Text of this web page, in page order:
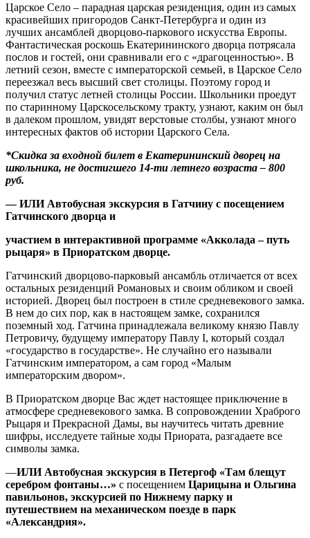
Царское Село – парадная царская резиденция, один из самых
красивейших пригородов Санкт-Петербурга и один из
лучших ансамблей дворцово-паркового искусства Европы.
Фантастическая роскошь Екатерининского дворца потрясала
послов и гостей, они сравнивали его с «драгоценностью». В
летний сезон, вместе с императорской семьей, в Царское Село
переезжал весь высший свет столицы. Поэтому город и
получил статус летней столицы России. Школьники проедут
по старинному Царскосельскому тракту, узнают, каким он был
в далеком прошлом, увидят верстовые столбы, узнают много
интересных фактов об истории Царского Села.
*Скидка за входной билет в Екатерининский дворец на
школьника, не достигшего 14-ти летнего возраста – 800
руб.
— ИЛИ Автобусная экскурсия в Гатчину с посещением
Гатчинского дворца и
участием в интерактивной программе «Акколада – путь
рыцаря» в Приоратском дворце.
Гатчинский дворцово-парковый ансамбль отличается от всех
остальных резиденций Романовых и своим обликом и своей
историей. Дворец был построен в стиле средневекового замка.
В нем до сих пор, как в настоящем замке, сохранился
поземный ход. Гатчина принадлежала великому князю Павлу
Петровичу, будущему императору Павлу I, который создал
«государство в государстве». Не случайно его называли
Гатчинским императором, а сам город «Малым
императорским двором».
В Приоратском дворце Вас ждет настоящее приключение в
атмосфере средневекового замка. В сопровождении Храброго
Рыцаря и Прекрасной Дамы, вы научитесь читать древние
шифры, исследуете тайные ходы Приората, разгадаете все
символы замка.
—ИЛИ Автобусная экскурсия в Петергоф «Там блещут
серебром фонтаны…» с посещением Царицына и Ольгина
павильонов, экскурсией по Нижнему парку и
путешествием на механическом поезде в парк
«Александрия».